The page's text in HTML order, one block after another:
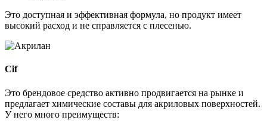
Это доступная и эффективная формула, но продукт имеет
высокий расход и не справляется с плесенью.
Cif
Это брендовое средство активно продвигается на рынке и
предлагает химические составы для акриловых поверхностей.
У него много преимуществ: